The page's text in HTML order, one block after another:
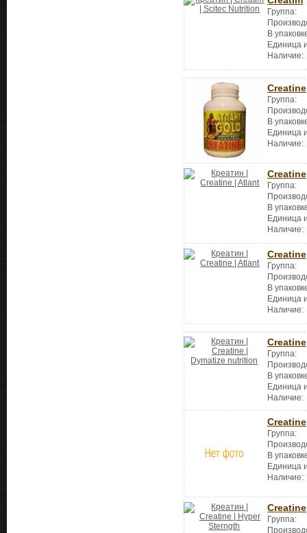
Группа:
В
Единица
Наличие:
Creatine
Группа:
В
Единица
Наличие:
Creatine
Группа:
В
Единица
Наличие:
Creatine
Группа:
В
Единица
Наличие:
Creatine
Группа:
В
Единица
Наличие:
Creatine
Группа:
В
Единица
Наличие:
Creatine
Группа: